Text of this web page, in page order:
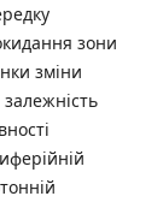
зони
зміни